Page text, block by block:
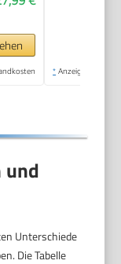
* Anzeige
und
Unterschiede
Die Tabelle